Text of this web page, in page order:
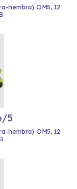
hembra) OM5, 12
5
hembra) OM5, 12